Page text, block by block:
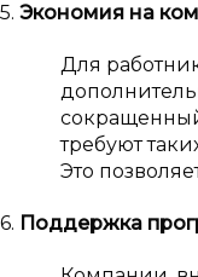
5. Экономия на
Для
требуют
Это
6. Поддержка